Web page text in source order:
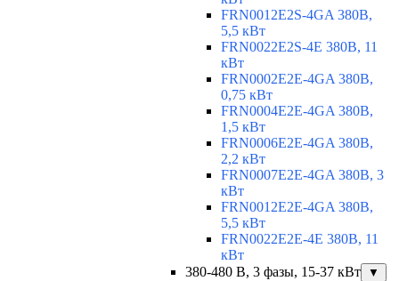
FRN0012E2S-4GA 380В,
5,5 кВт
FRN0022E2S-4E 380В, 11
кВт
FRN0002E2E-4GA 380В,
0,75 кВт
FRN0004E2E-4GA 380В,
1,5 кВт
FRN0006E2E-4GA 380В,
2,2 кВт
FRN0007E2E-4GA 380В, 3
кВт
FRN0012E2E-4GA 380В,
5,5 кВт
FRN0022E2E-4E 380В, 11
кВт
380-480 В, 3 фазы, 15-37 кВт
▼